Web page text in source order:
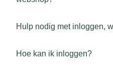
Hulp nodig met inloggen,
Hoe kan ik inloggen?